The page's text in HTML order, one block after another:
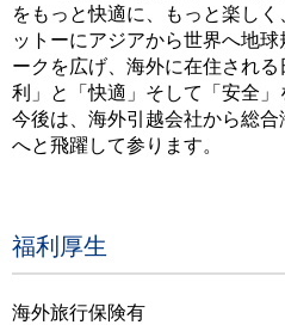
をもっと快適に、もっと楽し
ットーにアジアから世界へ地
ークを広げ、海外に在住され
利」と「快適」そして「安全」
今後は、海外引越会社から総
へと飛躍して参ります。
福利厚生
海外旅行保険有